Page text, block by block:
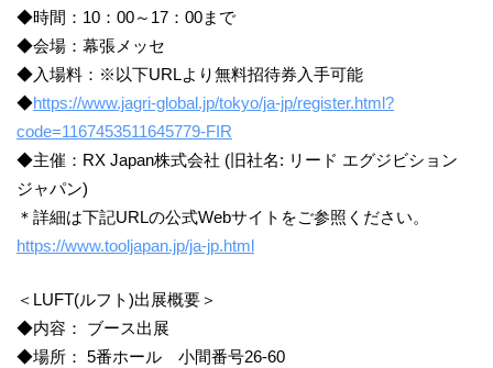
◆時間：10：00～17：00まで
◆会場：幕張メッセ
◆入場料：※以下URLより無料招待券入手可能
◆https://www.jagri-global.jp/tokyo/ja-jp/register.html?
code=1167453511645779-FIR
◆主催：RX Japan株式会社 (旧社名: リード エグジビション
ジャパン)
＊詳細は下記URLの公式Webサイトをご参照ください。
https://www.tooljapan.jp/ja-jp.html
＜LUFT(ルフト)出展概要＞
◆内容： ブース出展
◆場所： 5番ホール 小間番号26-60